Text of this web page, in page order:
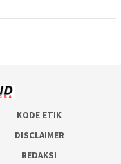
KODE ETIK
DISCLAIMER
REDAKSI